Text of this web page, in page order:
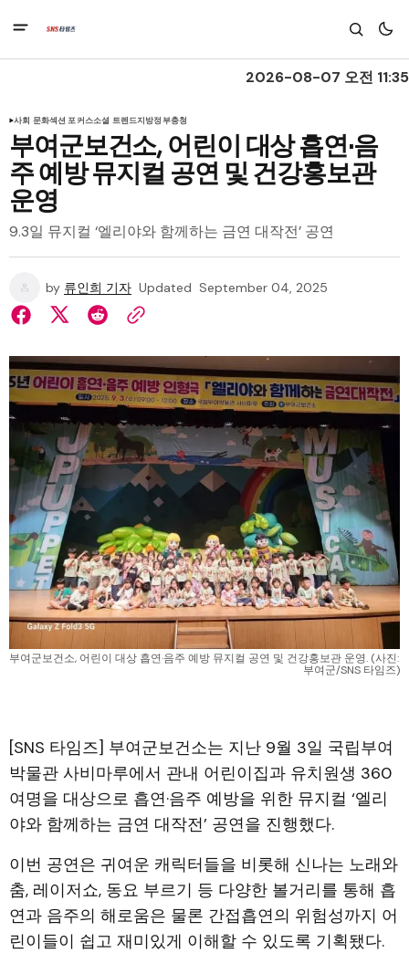
2026-08-07 오전 11:35
사회 문화섹션 포커스소셜 트렌드지방정부충청
부여군보건소, 어린이 대상 흡연·음
주 예방 뮤지컬 공연 및 건강홍보관
운영
9.3일 뮤지컬 ‘엘리야와 함께하는 금연 대작전’ 공연
by 류인희 기자 Updated September 04, 2025
부여군보건소, 어린이 대상 흡연·음주 예방 뮤지컬 공연 및 건강홍보관 운영. (사진:
부여군/SNS 타임즈)
[SNS 타임즈] 부여군보건소는 지난 9월 3일 국립부여
박물관 사비마루에서 관내 어린이집과 유치원생 360
여명을 대상으로 흡연·음주 예방을 위한 뮤지컬 ‘엘리
야와 함께하는 금연 대작전’ 공연을 진행했다.
이번 공연은 귀여운 캐릭터들을 비롯해 신나는 노래와
춤, 레이저쇼, 동요 부르기 등 다양한 볼거리를 통해 흡
연과 음주의 해로움은 물론 간접흡연의 위험성까지 어
린이들이 쉽고 재미있게 이해할 수 있도록 기획됐다.